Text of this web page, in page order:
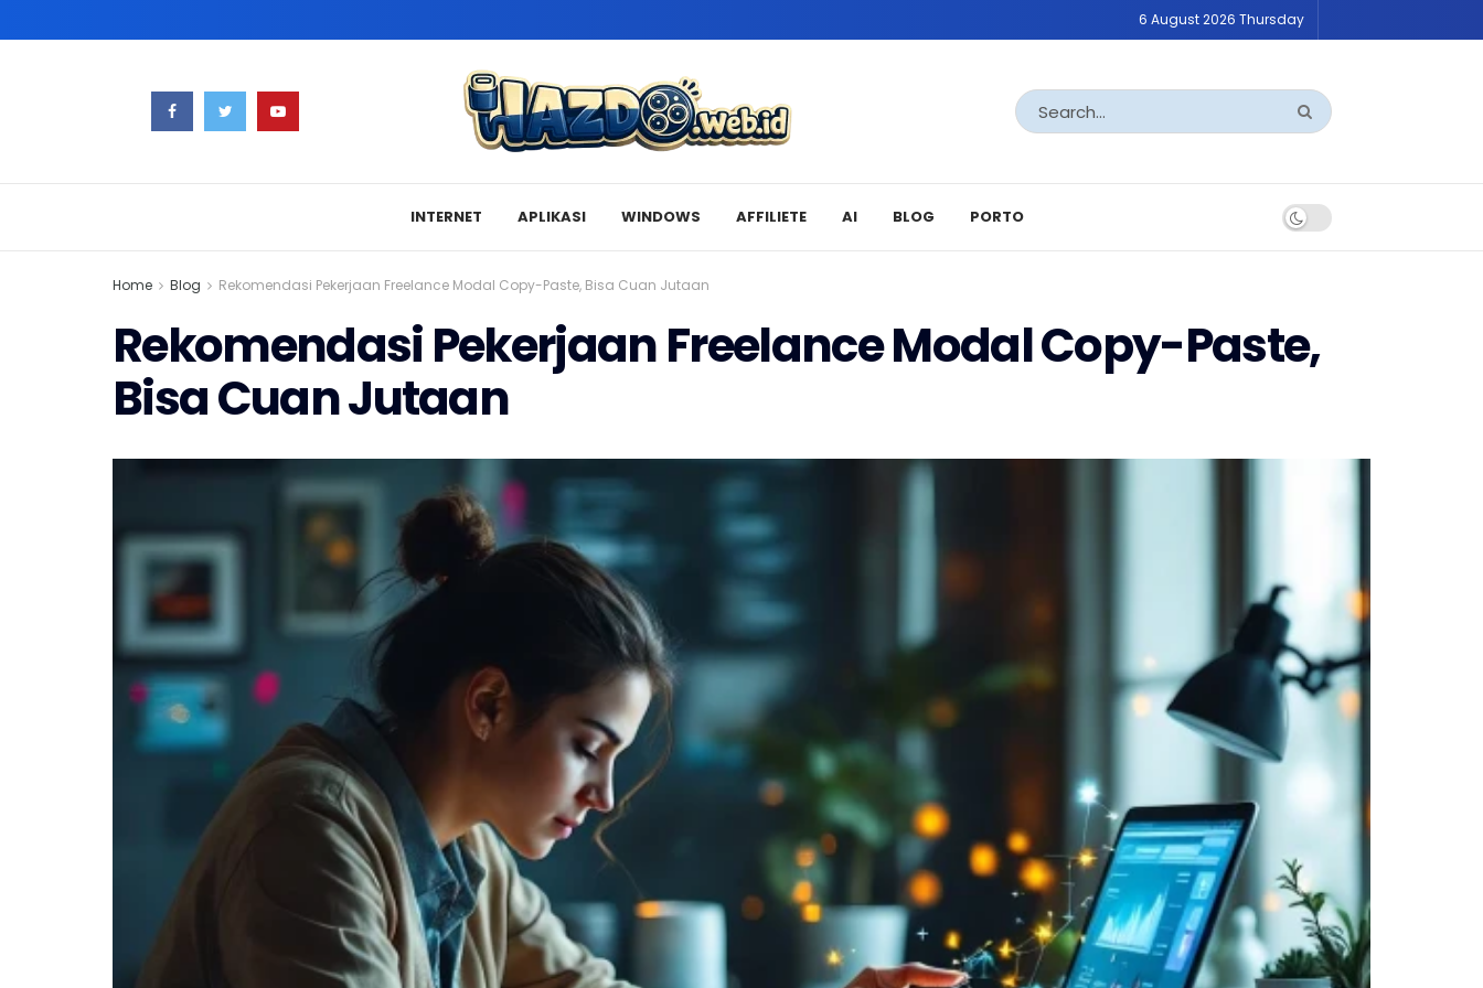
6 August 2026 Thursday
INTERNET APLIKASI WINDOWS AFFILIETE AI BLOG PORTO
Home Blog Rekomendasi Pekerjaan Freelance Modal Copy-Paste, Bisa Cuan Jutaan
Rekomendasi Pekerjaan Freelance Modal Copy-Paste,
Bisa Cuan Jutaan